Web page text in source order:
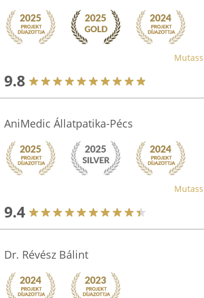
9.8
AniMedic Állatpatika-Pécs
9.4
Dr. Révész Bálint